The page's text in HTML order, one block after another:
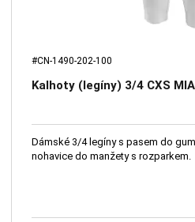
#CN-1490-202-100
Kalhoty (legíny) 3/4 CXS
Dámské 3/4 legíny s pasem do
nohavice do manžety s rozparkem.